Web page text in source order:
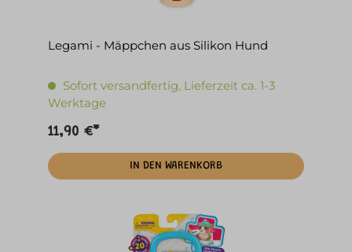
Legami - Mäppchen aus Silikon Hund
Sofort versandfertig, Lieferzeit ca. 1-3
Werktage
11,90 €*
IN DEN WARENKORB